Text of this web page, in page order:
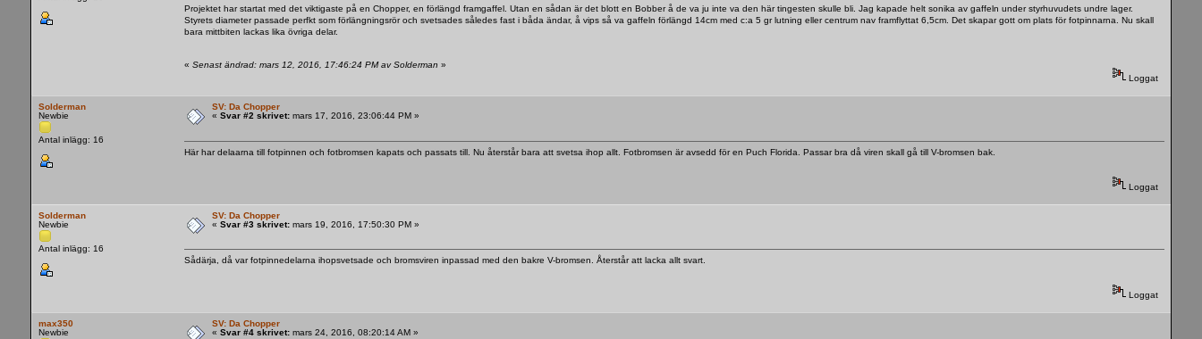
Projektet har startat med det viktigaste på en Chopper, en förlängd framgaffel. Utan en sådan är det blott en Bobber å de va ju inte va den här tingesten skulle bli. Jag kapade helt sonika av gaffeln under styrhuvudets undre lager.
Styrets diameter passade perfkt som förlängningsrör och svetsades således fast i båda ändar, å vips så va gaffeln förlängd 14cm med c:a 5 gr lutning eller centrum nav framflyttat 6,5cm. Det skapar gott om plats för fotpinnarna. Nu skall
bara mittbiten lackas lika övriga delar.
«Senast ändrad: mars 12, 2016, 17:46:24 PM av Solderman »
Loggat
Solderman
Newbie
Antal inlägg: 16
SV: Da Chopper
«Svar #2 skrivet: mars 17, 2016, 23:06:44 PM »
Här har delaarna till fotpinnen och fotbromsen kapats och passats till. Nu återstår bara att svetsa ihop allt. Fotbromsen är avsedd för en Puch Florida. Passar bra då viren skall gå till V-bromsen bak.
Loggat
Solderman
Newbie
Antal inlägg: 16
SV: Da Chopper
«Svar #3 skrivet: mars 19, 2016, 17:50:30 PM »
Sådärja, då var fotpinnedelarna ihopsvetsade och bromsviren inpassad med den bakre V-bromsen. Återstår att lacka allt svart.
Loggat
max350
Newbie
SV: Da Chopper
«Svar #4 skrivet: mars 24, 2016, 08:20:14 AM »